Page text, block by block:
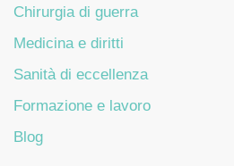
Chirurgia di guerra
Medicina e diritti
Sanità di eccellenza
Formazione e lavoro
Blog